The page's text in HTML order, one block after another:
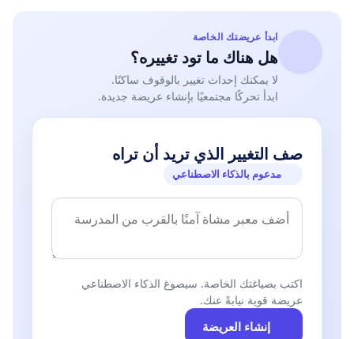
ابدأ عريضتك الخاصة
هل هناك ما تود تغييره؟
لا يمكنك إحداث تغيير بالوقوف ساكنًا.
ابدأ تحركًا مجتمعيًا بإنشاء عريضة جديدة.
صف التغيير الذي تريد أن تراه
مدعوم بالذكاء الاصطناعي
اكتب بصياغتك الخاصة. سيصوغ الذكاء الاصطناعي
عريضة قوية نيابةً عنك.
إنشاء العريضة